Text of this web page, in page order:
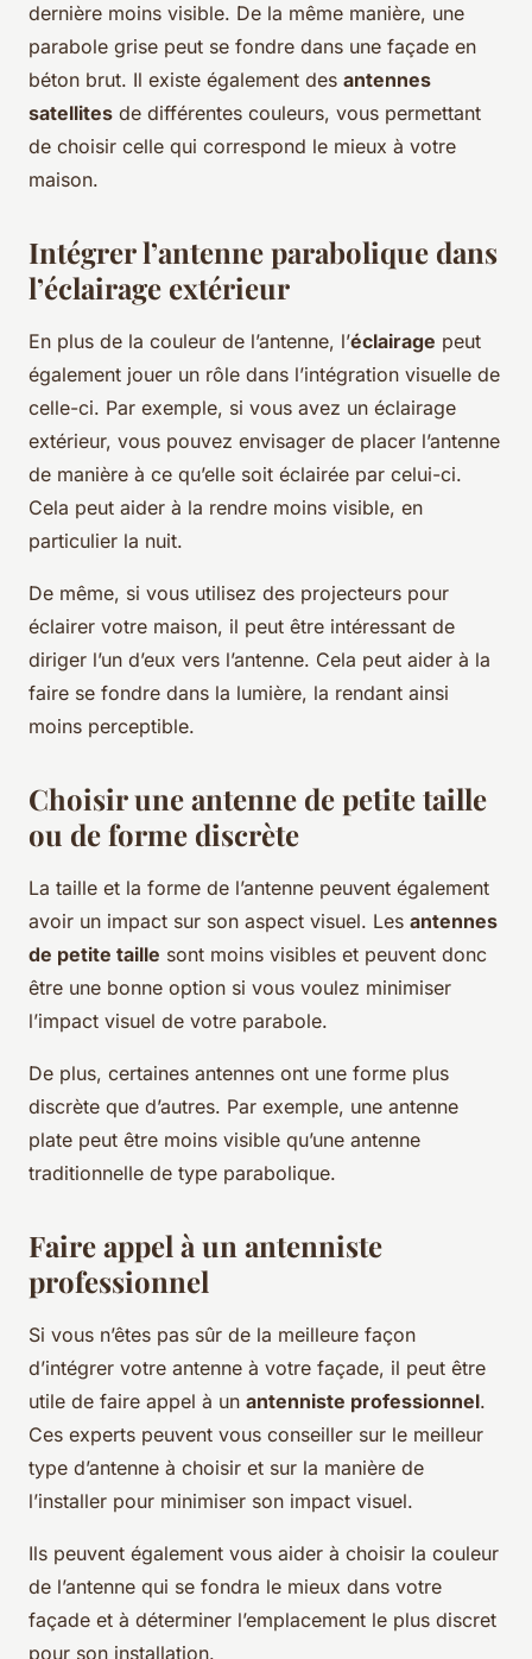
dernière moins visible. De la même manière, une
parabole grise peut se fondre dans une façade en
béton brut. Il existe également des antennes
satellites de différentes couleurs, vous permettant
de choisir celle qui correspond le mieux à votre
maison.
Intégrer l’antenne parabolique dans
l’éclairage extérieur
En plus de la couleur de l’antenne, l’éclairage peut
également jouer un rôle dans l’intégration visuelle de
celle-ci. Par exemple, si vous avez un éclairage
extérieur, vous pouvez envisager de placer l’antenne
de manière à ce qu’elle soit éclairée par celui-ci.
Cela peut aider à la rendre moins visible, en
particulier la nuit.
De même, si vous utilisez des projecteurs pour
éclairer votre maison, il peut être intéressant de
diriger l’un d’eux vers l’antenne. Cela peut aider à la
faire se fondre dans la lumière, la rendant ainsi
moins perceptible.
Choisir une antenne de petite taille
ou de forme discrète
La taille et la forme de l’antenne peuvent également
avoir un impact sur son aspect visuel. Les antennes
de petite taille sont moins visibles et peuvent donc
être une bonne option si vous voulez minimiser
l’impact visuel de votre parabole.
De plus, certaines antennes ont une forme plus
discrète que d’autres. Par exemple, une antenne
plate peut être moins visible qu’une antenne
traditionnelle de type parabolique.
Faire appel à un antenniste
professionnel
Si vous n’êtes pas sûr de la meilleure façon
d’intégrer votre antenne à votre façade, il peut être
utile de faire appel à un antenniste professionnel.
Ces experts peuvent vous conseiller sur le meilleur
type d’antenne à choisir et sur la manière de
l’installer pour minimiser son impact visuel.
Ils peuvent également vous aider à choisir la couleur
de l’antenne qui se fondra le mieux dans votre
façade et à déterminer l’emplacement le plus discret
pour son installation.